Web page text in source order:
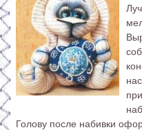
Голову после набивки